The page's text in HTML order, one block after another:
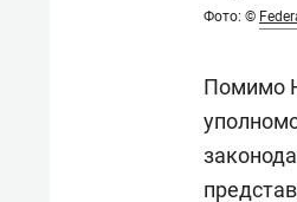
Фото: ©
Помимо